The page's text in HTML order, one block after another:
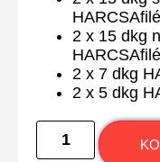
HARCSAfilé
2 x 15 dkg
2 x 7 dkg
2 x 5 dkg